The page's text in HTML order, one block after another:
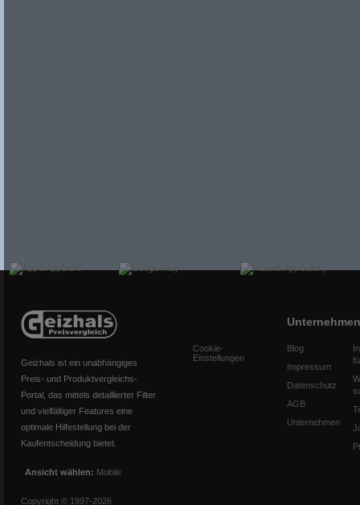
Geizhals ist ein unabhängiges
Preis- und Produktvergleichs-
Portal, das mittels detaillierter Filter
und vielfältiger Features eine
optimale Hilfestellung bei der
Kaufentscheidung bietet.
Ansicht wählen: Mobile
Copyright © 1997-2026
Cookie-
Einstellungen
Unternehmen
Blog
Impressum
Datenschutz
AGB
Unternehmen